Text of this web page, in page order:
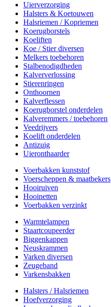
Uierverzorging
Halsters & Koetouwen
Halsriemen / Kopriemen
Koerugborstels
Koeliften
Koe / Stier diversen
Melkers toebehoren
Stalbenodigdheden
Kalververlossing
Stierenringen
Onthoornen
Kalverflessen
Koerugborstel onderdelen
Kalveremmers / toebehoren
Veedrijvers
Koelift onderdelen
Antizuig
Uieronthaarder
Voerbakken kunststof
Voerscheppen & maatbekers
Hooiruiven
Hooinetten
Voerbakken verzinkt
Warmtelampen
Staartcoupeerder
Biggenkappen
Neuskrammen
Varken diversen
Zeugeband
Varkensbakken
Halsters / Halsriemen
Hoefverzorging